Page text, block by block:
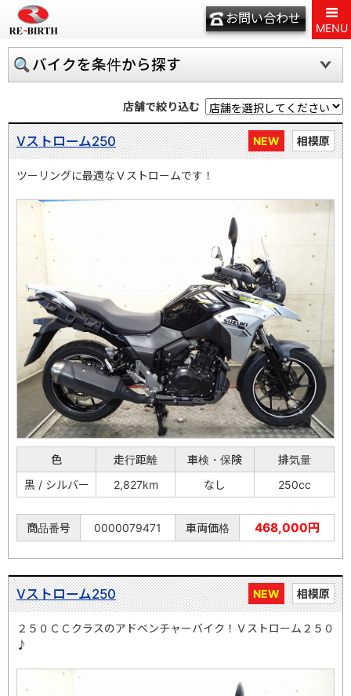
お問い合わせ
MENU
バイクを条件から探す
店舗で絞り込む
NEW 相模原
Vストローム250
ツーリングに最適なＶストロームです！
色 走行距離 車検・保険
排気量
黒 / シルバー
2,827km なし 250cc
商品番号 0000079471 車両価格 468,000円
NEW 相模原
Vストローム250
２５０ＣＣクラスのアドベンチャーバイク！Ｖストローム２５０
♪